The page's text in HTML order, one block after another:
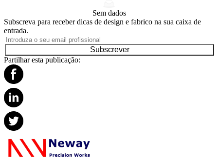
Sem dados
Subscreva para receber dicas de design e fabrico na sua caixa de
entrada.
Subscrever
Partilhar esta publicação: